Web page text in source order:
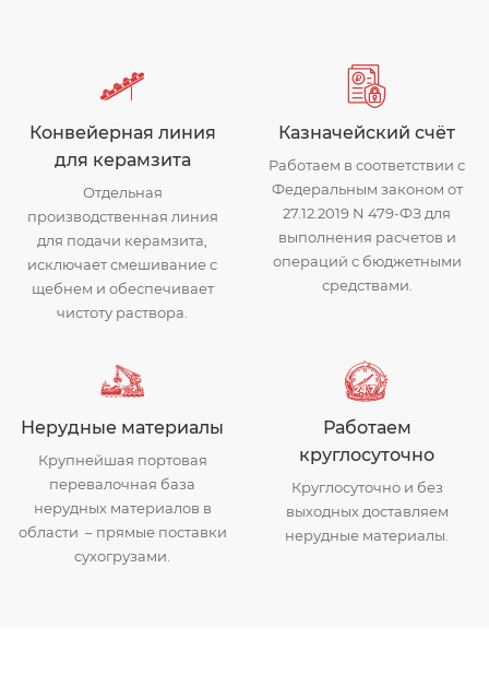
Конвейерная линия
для керамзита
Отдельная
производственная линия
для подачи керамзита,
исключает смешивание с
щебнем и обеспечивает
чистоту раствора.
Казначейский счёт
Работаем в соответствии с
Федеральным законом от
27.12.2019 N 479-ФЗ для
выполнения расчетов и
операций с бюджетными
средствами.
Нерудные материалы
Крупнейшая портовая
перевалочная база
нерудных материалов в
области – прямые поставки
сухогрузами.
Работаем
круглосуточно
Круглосуточно и без
выходных доставляем
нерудные материалы.